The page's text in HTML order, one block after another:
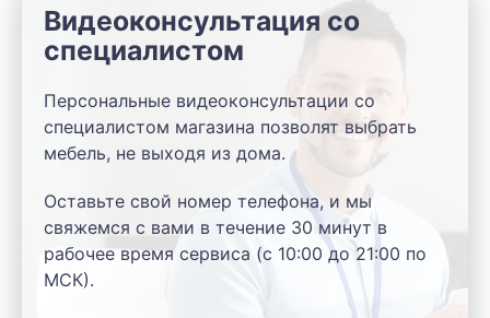
Видеоконсультация со
специалистом
Персональные видеоконсультации со
специалистом магазина позволят выбрать
мебель, не выходя из дома.
Оставьте свой номер телефона, и мы
свяжемся с вами в течение 30 минут в
рабочее время сервиса (с 10:00 до 21:00 по
МСК).